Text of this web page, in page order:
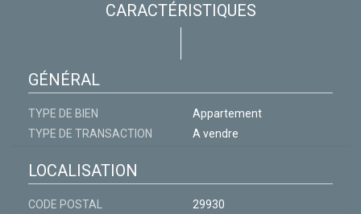
CARACTÉRISTIQUES
GÉNÉRAL
TYPE DE BIEN
Appartement
TYPE DE TRANSACTION
A vendre
LOCALISATION
CODE POSTAL
29930